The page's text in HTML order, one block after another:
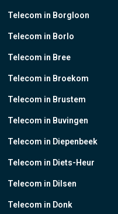
Telecom in Borgloon
Telecom in Borlo
Telecom in Bree
Telecom in Broekom
Telecom in Brustem
Telecom in Buvingen
Telecom in Diepenbeek
Telecom in Diets-Heur
Telecom in Dilsen
Telecom in Donk